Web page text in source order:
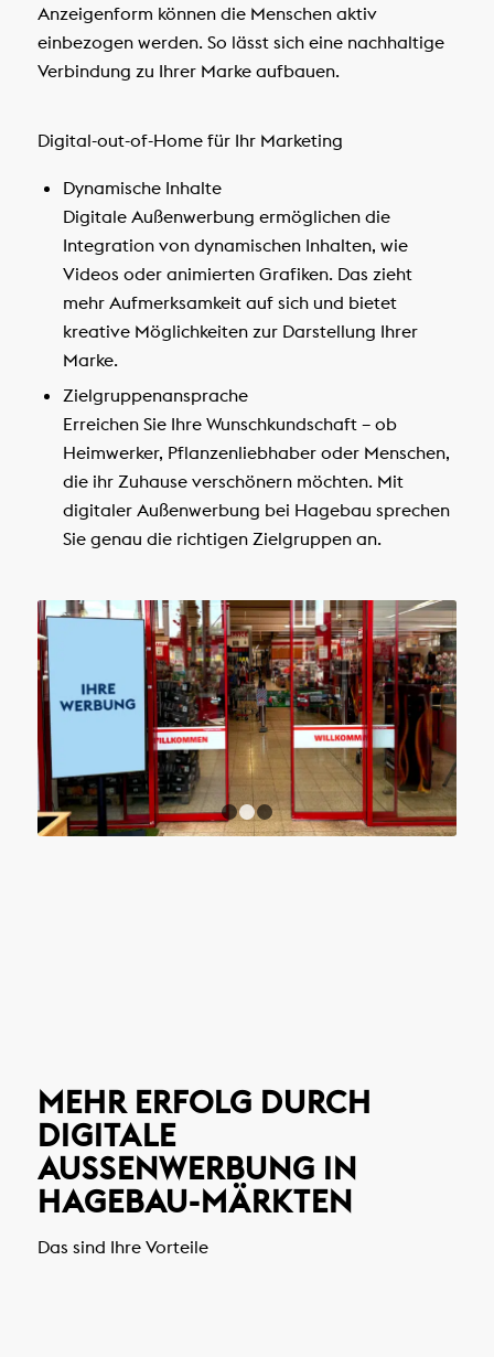
Anzeigenform können die Menschen aktiv
einbezogen werden. So lässt sich eine nachhaltige
Verbindung zu Ihrer Marke aufbauen.
Digital-out-of-Home für Ihr Marketing
Dynamische Inhalte
Digitale Außenwerbung ermöglichen die
Integration von dynamischen Inhalten, wie
Videos oder animierten Grafiken. Das zieht
mehr Aufmerksamkeit auf sich und bietet
kreative Möglichkeiten zur Darstellung Ihrer
Marke.
Zielgruppenansprache
Erreichen Sie Ihre Wunschkundschaft – ob
Heimwerker, Pflanzenliebhaber oder Menschen,
die ihr Zuhause verschönern möchten. Mit
digitaler Außenwerbung bei Hagebau sprechen
Sie genau die richtigen Zielgruppen an.
1 2 3
MEHR ERFOLG DURCH
DIGITALE
AUSSENWERBUNG IN H
AGEBAU-MÄRKTEN
Das sind Ihre Vorteile